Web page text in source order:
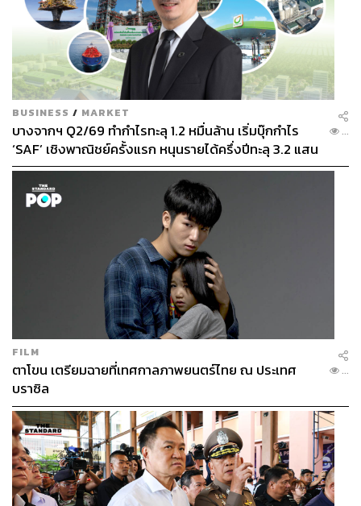
BUSINESS / MARKET
บางจากฯ Q2/69 ทำกำไรทะลุ 1.2 หมื่นล้าน เริ่มบุ๊กกำไร
‘SAF’ เชิงพาณิชย์ครั้งแรก หนุนรายได้ครึ่งปีทะลุ 3.2 แสน
ล้าน
...
FILM
ตาโขน เตรียมฉายที่เทศกาลภาพยนตร์ไทย ณ ประเทศ
บราซิล
...